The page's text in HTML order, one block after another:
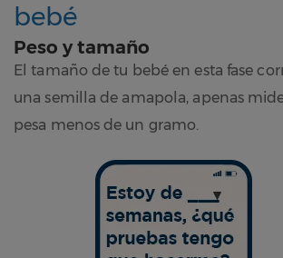
bebé
Peso y tamaño
El tamaño de tu bebé en esta fase
una semilla de amapola, apenas
pesa menos de un gramo.